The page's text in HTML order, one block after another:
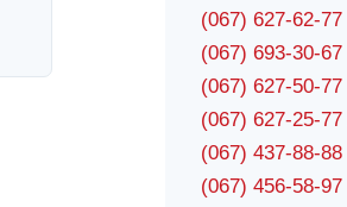
(067) 627-62-77
(067) 693-30-67
(067) 627-50-77
(067) 627-25-77
(067) 437-88-88
(067) 456-58-97